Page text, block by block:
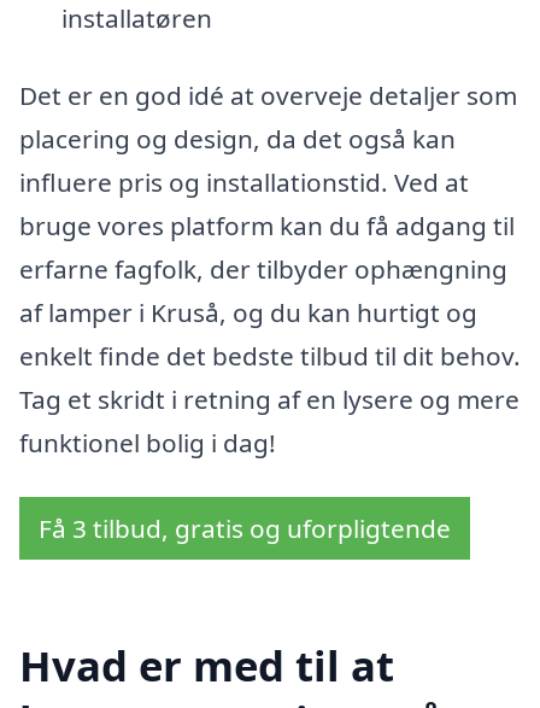
installatøren
Det er en god idé at overveje detaljer som
placering og design, da det også kan
influere pris og installationstid. Ved at
bruge vores platform kan du få adgang til
erfarne fagfolk, der tilbyder ophængning
af lamper i Kruså, og du kan hurtigt og
enkelt finde det bedste tilbud til dit behov.
Tag et skridt i retning af en lysere og mere
funktionel bolig i dag!
Få 3 tilbud, gratis og uforpligtende
Hvad er med til at